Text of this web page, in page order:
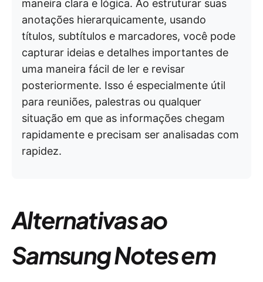
maneira clara e lógica. Ao estruturar suas
anotações hierarquicamente, usando
títulos, subtítulos e marcadores, você pode
capturar ideias e detalhes importantes de
uma maneira fácil de ler e revisar
posteriormente. Isso é especialmente útil
para reuniões, palestras ou qualquer
situação em que as informações chegam
rapidamente e precisam ser analisadas com
rapidez.
Alternativas ao
Samsung Notes em